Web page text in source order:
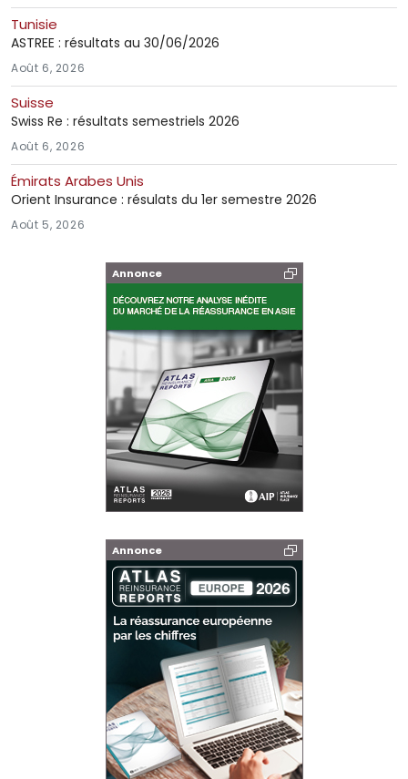
Tunisie
ASTREE : résultats au 30/06/2026
Août 6, 2026
Suisse
Swiss Re : résultats semestriels 2026
Août 6, 2026
Émirats Arabes Unis
Orient Insurance : résulats du 1er semestre 2026
Août 5, 2026
Annonce
Annonce